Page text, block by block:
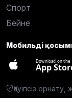
Спорт
Бейне
Мобильді
Download on the
App
Қауіпсіз